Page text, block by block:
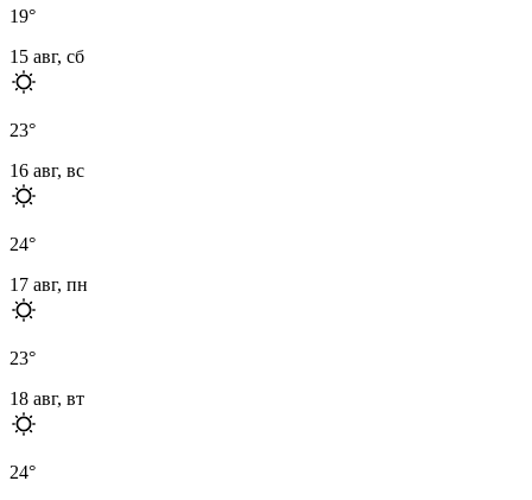
19°
15 авг, сб
23°
16 авг, вс
24°
17 авг, пн
23°
18 авг, вт
24°